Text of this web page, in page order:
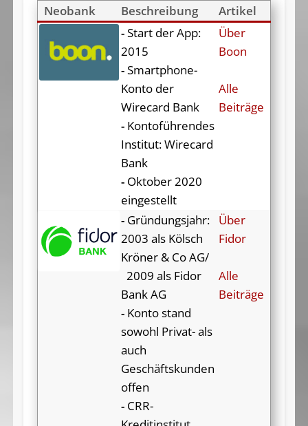
Neobank Beschreibung
Artikel
-Start der App:
2015
-Smartphone-
Konto der
Wirecard Bank
- Kontoführendes
Institut: Wirecard
Bank
- Oktober 2020
eingestellt
Über
Boon
Alle
Beiträge
- Gründungsjahr:
2003 als Kölsch
Kröner & Co AG/
2009 als Fidor
Bank AG
- Konto stand
sowohl Privat- als
auch
Geschäftskunden
offen
- CRR-
Über
Fidor
Alle
Beiträge